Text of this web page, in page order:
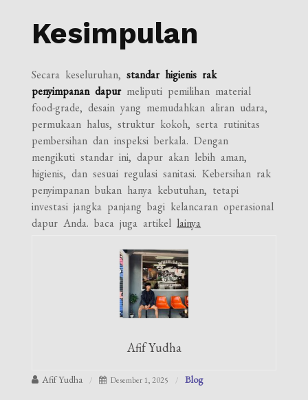
Kesimpulan
Secara keseluruhan,standar higienis rak
penyimpanan dapurmeliputi pemilihan material
food-grade, desain yang memudahkan aliran udara,
permukaan halus, struktur kokoh, serta rutinitas
pembersihan dan inspeksi berkala. Dengan
mengikuti standar ini, dapur akan lebih aman,
higienis, dan sesuai regulasi sanitasi. Kebersihan rak
penyimpanan bukan hanya kebutuhan, tetapi
investasi jangka panjang bagi kelancaran operasional
dapur Anda. baca juga artikel lainya
Afif Yudha
Afif Yudha Desember 1, 2025 Blog